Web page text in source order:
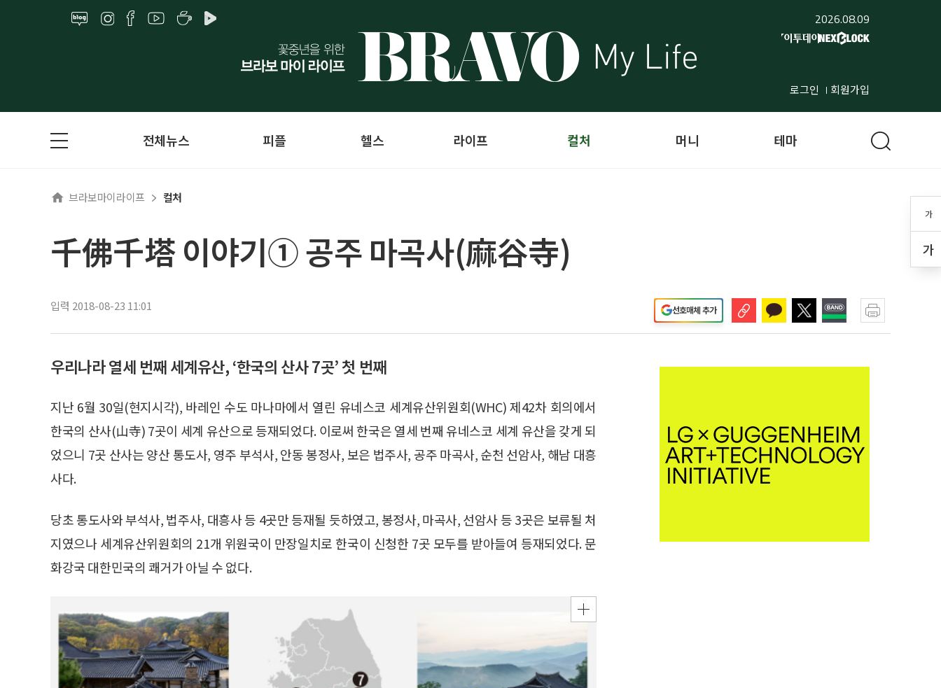
2026.08.09
로그인 회원가입
가
가
전체뉴스 피플 헬스 라이프 컬처 머니 테마
브라보마이라이프 컬처
千佛千塔 이야기① 공주 마곡사(麻谷寺)
입력 2018-08-23 11:01 선호매체 추가
우리나라 열세 번째 세계유산, ‘한국의 산사 7곳’ 첫 번째
지난 6월 30일(현지시각), 바레인 수도 마나마에서 열린 유네스코 세계유산위원회(WHC) 제42차 회의에서
한국의 산사(山寺) 7곳이 세계 유산으로 등재되었다. 이로써 한국은 열세 번째 유네스코 세계 유산을 갖게 되
었으니 7곳 산사는 양산 통도사, 영주 부석사, 안동 봉정사, 보은 법주사, 공주 마곡사, 순천 선암사, 해남 대흥
사다.
당초 통도사와 부석사, 법주사, 대흥사 등 4곳만 등재될 듯하였고, 봉정사, 마곡사, 선암사 등 3곳은 보류될 처
지였으나 세계유산위원회의 21개 위원국이 만장일치로 한국이 신청한 7곳 모두를 받아들여 등재되었다. 문
화강국 대한민국의 쾌거가 아닐 수 없다.